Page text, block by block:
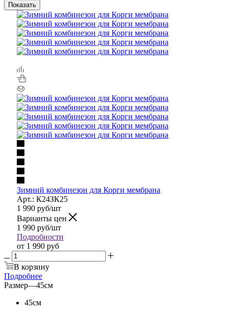
Показать
Зимний комбинезон для Корги мембрана
Арт.: К24ЗК25
1 990 руб/шт
Варианты цен
1 990 руб/шт
Подробности
от 1 990 руб
В корзину
Подробнее
Размер—45см
45см